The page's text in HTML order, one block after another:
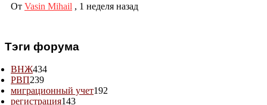
От Vasin Mihail , 1 неделя назад
Тэги форума
ВНЖ434
РВП239
миграционный учет192
регистрация143